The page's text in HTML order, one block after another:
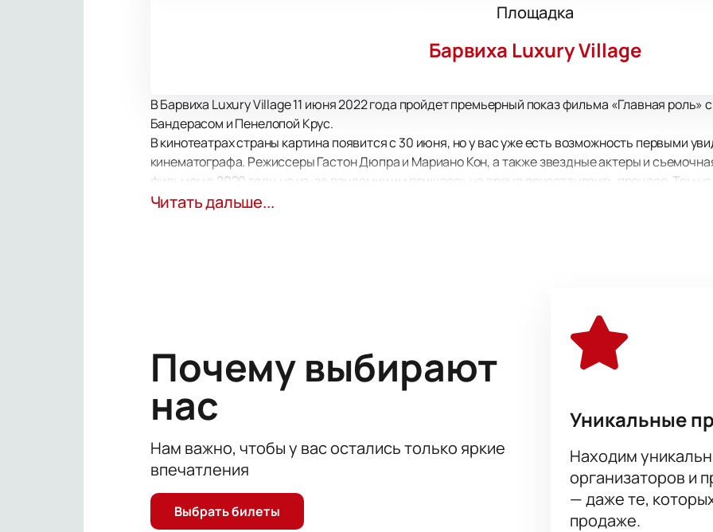
Площадка
Барвиха Luxury Village
В Барвиха Luxury Village 11 июня 2022 года пройдет премьерный показ фильма «Главная
Бандерасом и Пенелопой Крус.
В кинотеатрах страны картина появится с 30 июня, но у вас уже есть возможность первыми
кинематографа. Режиссеры Гастон Дюпра и Мариано Кон, а также звездные актеры и
фильмом в 2020 году, но из-за пандемии им пришлось на время приостановить процесс. Тем
успешно завершилась, и он даже принял участие в конкурсном показе на 78-м Венецианском
Тонкий ироничный юмор, превосходная актерская игра, нетривиальный сюжет – здесь есть
Официальные билеты на премьеру в Барвиха Luxury Village вы найдете у нас на сайте. Спешите
Читать дальше...
Почему выбирают
нас
Нам важно, чтобы у вас остались только яркие
впечатления
Выбрать билеты
Уникальные
Находим
организаторов и
— даже те,
продаже.